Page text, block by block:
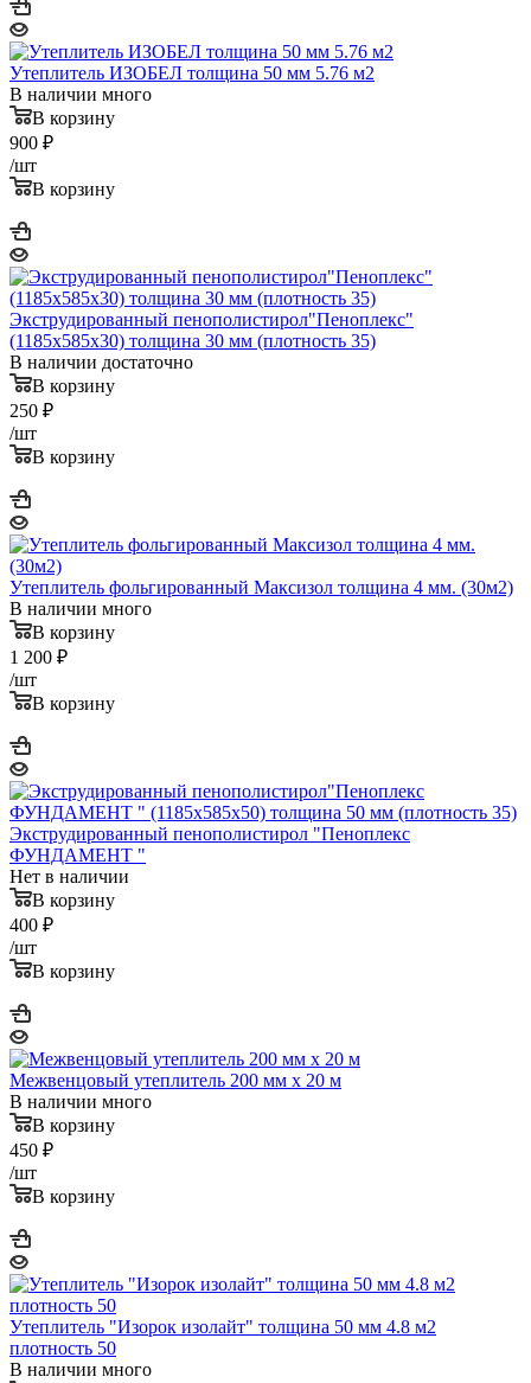
Утеплитель ИЗОБЕЛ толщина 50 мм 5.76 м2
В наличии много
В корзину
900 ₽
/шт
В корзину
Экструдированный пенополистирол"Пеноплекс"
(1185х585х30) толщина 30 мм (плотность 35)
В наличии достаточно
В корзину
250 ₽
/шт
В корзину
Утеплитель фольгированный Максизол толщина 4 мм. (30м2)
В наличии много
В корзину
1 200 ₽
/шт
В корзину
Экструдированный пенополистирол "Пеноплекс
ФУНДАМЕНТ "
Нет в наличии
В корзину
400 ₽
/шт
В корзину
Межвенцовый утеплитель 200 мм х 20 м
В наличии много
В корзину
450 ₽
/шт
В корзину
Утеплитель "Изорок изолайт" толщина 50 мм 4.8 м2
плотность 50
В наличии много